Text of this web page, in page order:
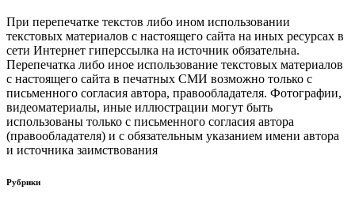
При перепечатке текстов либо ином использовании
текстовых материалов с настоящего сайта на иных ресурсах в
сети Интернет гиперссылка на источник обязательна.
Перепечатка либо иное использование текстовых материалов
с настоящего сайта в печатных СМИ возможно только с
письменного согласия автора, правообладателя. Фотографии,
видеоматериалы, иные иллюстрации могут быть
использованы только с письменного согласия автора
(правообладателя) и с обязательным указанием имени автора
и источника заимствования
Рубрики